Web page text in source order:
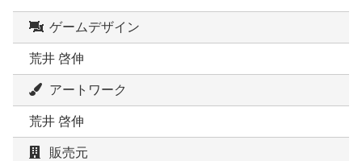
ゲームデザイン
荒井 啓伸
アートワーク
荒井 啓伸
販売元